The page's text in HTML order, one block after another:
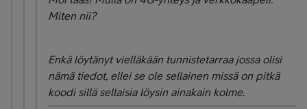
Miten nii?
Enkä löytänyt vielläkään tunnistetarraa jossa olisi
nämä tiedot, ellei se ole sellainen missä on pitkä
koodi sillä sellaisia löysin ainakain kolme.